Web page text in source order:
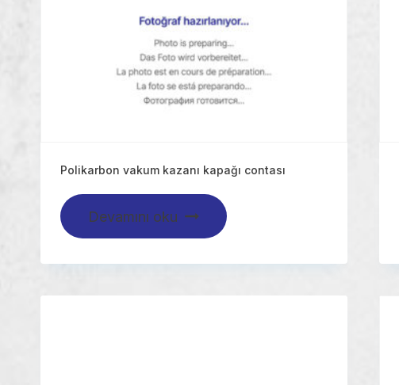
Polikarbon vakum kazanı kapağı contası
Devamını oku